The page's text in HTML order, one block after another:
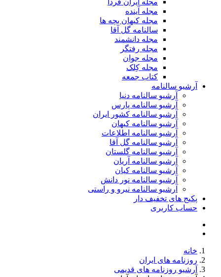
مجله ایران فردا
مجله آینده
مجله کیهان بچه ها
سالنامه گل آقا
مجله دانشمند
مجله رفتگر
مجله جوان
مجله کِلک
کتاب جمعه
آرشیو سالنامه
آرشیو سالنامه دنیا
آرشیو سالنامه پارس
آرشیو سالنامه کشور ایران
آرشیو سالنامه کیهان
آرشیو سالنامه اطلاعات
آرشیو سالنامه گل آقا
آرشیو سالنامه گلستان
آرشیو سالنامه آریان
آرشیو سالنامه کیان
آرشیو سالنامه نور دانش
آرشیو سالنامه نیرو و راستی
پکیج های تخفیف دار
حساب کاربری
خانه
روزنامه های ایران
آرشیو روزنامه های قدیمی